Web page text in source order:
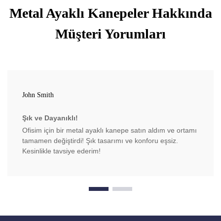
Metal Ayaklı Kanepeler Hakkında
Müşteri Yorumları
John Smith
Şık ve Dayanıklı!
Ofisim için bir metal ayaklı kanepe satın aldım ve ortamı
tamamen değiştirdi! Şık tasarımı ve konforu eşsiz.
Kesinlikle tavsiye ederim!